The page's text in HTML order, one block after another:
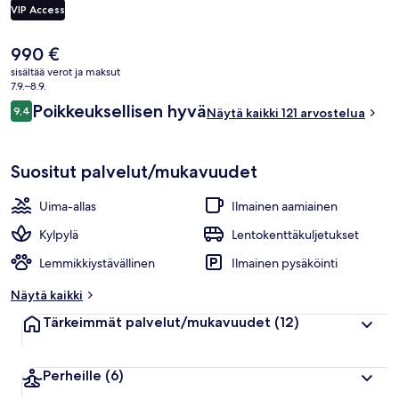
ravintolasta. Sen erikoisuuksiin kuuluu italialainen keittiö. Tämän
luksusluokan hotellin muihin palveluihin kuuluu ulkouima-allas,
avuliasta henkilökuntaa.
VIP Access
Nykyinen
hinta
on
990 €
990 €
sisältää verot ja maksut
7.9.–8.9.
Arvostelut
9,49,4 kautta 10.
Poikkeuksellisen hyväNäytä kaikki 121 arvostelua
Suositut palvelut/mukavuudet
Uima-allas
Ilmainen aamiainen
Kylpylä
Lentokenttäkuljetukset
Lemmikkiystävällinen
Ilmainen pysäköinti
Näytä kaikki
Tärkeimmät palvelut/mukavuudet (12)
Perheille (6)